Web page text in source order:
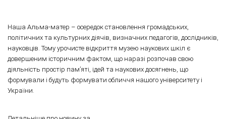
Наша Альма-матер – осередок становлення громадських,
політичних та культурних діячів, визначних педагогів, дослідників,
науковців. Тому урочисте відкриття музею наукових шкіл є
довершеним історичним фактом, що наразі розпочав свою
діяльність простір пам’яті, ідей та наукових досягнень, що
формували і будуть формувати обличчя нашого університету і
України.